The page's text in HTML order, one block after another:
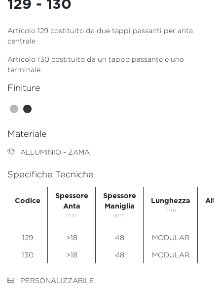
129 - 130
Articolo 129 costituito da due tappi passanti per anta
centrale
Articolo 130 costituito da un tappo passante e uno
terminale
Finiture
Materiale
ALLUMINIO - ZAMA
Specifiche Tecniche
Codice
Spessore
Anta
mm
Spessore
Maniglia
mm
Lunghezza
mm
129 >18 48 MODULAR
130 >18 48 MODULAR
PERSONALIZZABILE